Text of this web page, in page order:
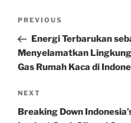
Previous
Post
PREVIOUS
Energi Terbarukan
Menyelamatkan
Gas Rumah Kaca di
Next
Post
NEXT
Breaking Down